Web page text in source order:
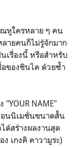
ใครหลาย ๆ คน
ลายคนก็ไม่รู้จักมาก
เรื่องนี้ หรือสำหรับ
ของชินไค ด้วยซ้ำ
NAME"
อนนิเมชั่นขนาดสั้น
ด้สร้างผลงานสุด
เกงคิ คาวามูระ)